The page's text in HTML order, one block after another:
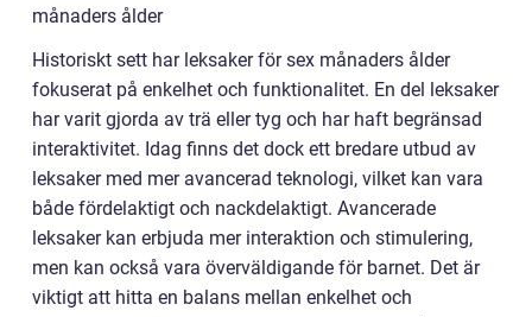
månaders ålder
Historiskt sett har leksaker för sex månaders ålder
fokuserat på enkelhet och funktionalitet. En del leksaker
har varit gjorda av trä eller tyg och har haft begränsad
interaktivitet. Idag finns det dock ett bredare utbud av
leksaker med mer avancerad teknologi, vilket kan vara
både fördelaktigt och nackdelaktigt. Avancerade
leksaker kan erbjuda mer interaktion och stimulering,
men kan också vara överväldigande för barnet. Det är
viktigt att hitta en balans mellan enkelhet och